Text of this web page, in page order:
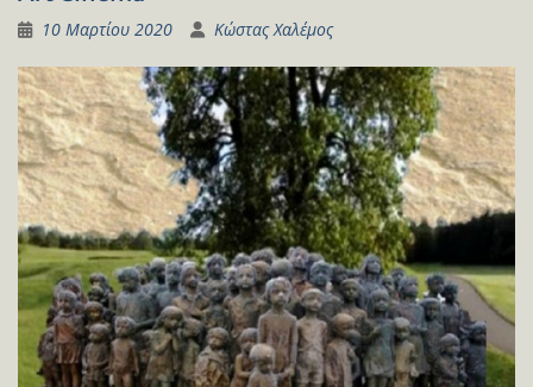
10 Μαρτίου 2020 Κώστας Χαλέμος